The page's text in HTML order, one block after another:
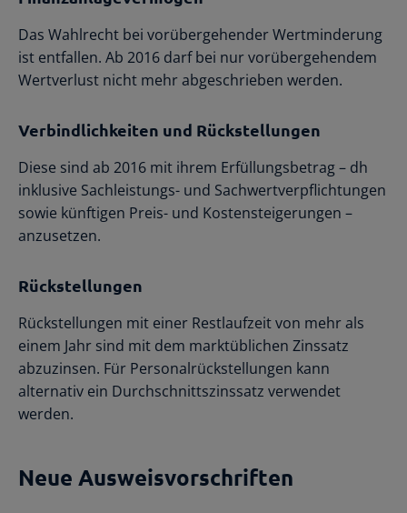
Das Wahlrecht bei vorübergehender Wertminderung
ist entfallen. Ab 2016 darf bei nur vorübergehendem
Wertverlust nicht mehr abgeschrieben werden.
Verbindlichkeiten und Rückstellungen
Diese sind ab 2016 mit ihrem Erfüllungsbetrag – dh
inklusive Sachleistungs- und Sachwertverpflichtungen
sowie künftigen Preis- und Kostensteigerungen –
anzusetzen.
Rückstellungen
Rückstellungen mit einer Restlaufzeit von mehr als
einem Jahr sind mit dem marktüblichen Zinssatz
abzuzinsen. Für Personalrückstellungen kann
alternativ ein Durchschnittszinssatz verwendet
werden.
Neue Ausweisvorschriften